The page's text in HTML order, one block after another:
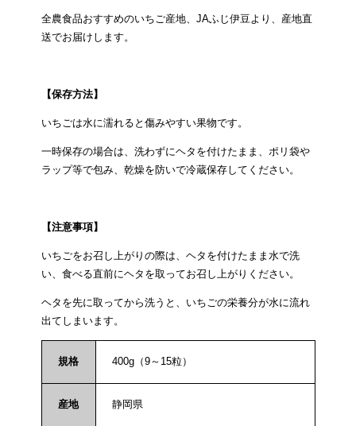
全農食品おすすめのいちご産地、JAふじ伊豆より、産地直
送でお届けします。
【保存方法】
いちごは水に濡れると傷みやすい果物です。
一時保存の場合は、洗わずにヘタを付けたまま、ポリ袋や
ラップ等で包み、乾燥を防いで冷蔵保存してください。
【注意事項】
いちごをお召し上がりの際は、ヘタを付けたまま水で洗
い、食べる直前にヘタを取ってお召し上がりください。
ヘタを先に取ってから洗うと、いちごの栄養分が水に流れ
出てしまいます。
規格 400g（9～15粒）
産地 静岡県